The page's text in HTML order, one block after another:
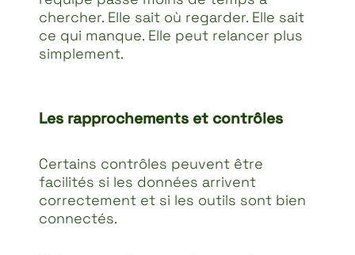
chercher. Elle sait où regarder. Elle sait
ce qui manque. Elle peut relancer plus
simplement.
Les rapprochements et contrôles
Certains contrôles peuvent être
facilités si les données arrivent
correctement et si les outils sont bien
connectés.